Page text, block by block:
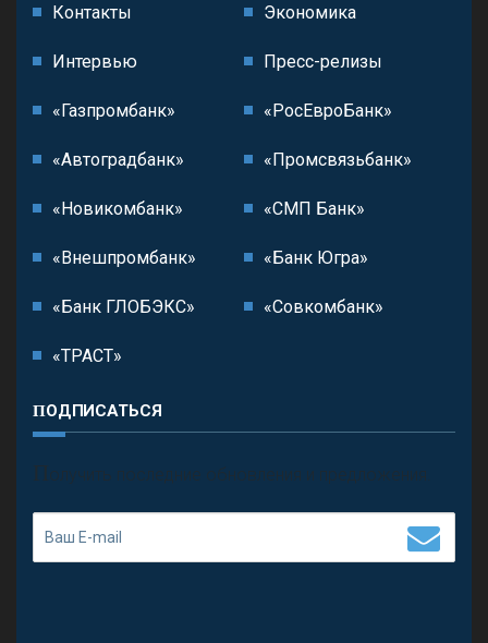
Контакты Экономика
Интервью Пресс-релизы
«Газпромбанк» «РосЕвроБанк»
«Автоградбанк» «Промсвязьбанк»
«Новикомбанк» «СМП Банк»
«Внешпромбанк» «Банк Югра»
«Банк ГЛОБЭКС» «Совкомбанк»
«ТРАСТ»
ПОДПИСАТЬСЯ
П олучить последние обновления и предложения.